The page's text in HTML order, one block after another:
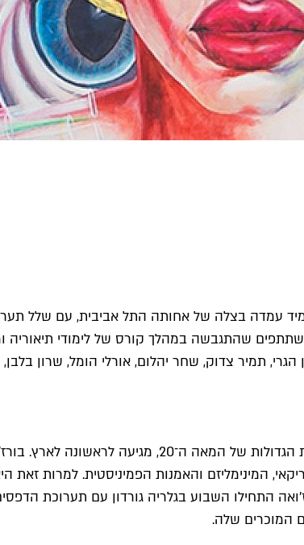
שהתגבשה במהלך קורס של לימודי תיאוריה
האקספרסיוניזם האמריקאי, המינימליזם והאמנות
התחילו השבוע בגלריה גורדון עם תערוכת